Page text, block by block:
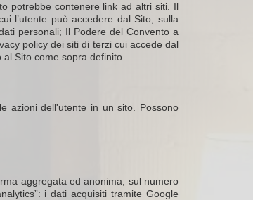
potrebbe contenere link ad altri siti. Il
l’utente può accedere dal Sito, sulla
personali; Il Podere del Convento a
policy dei siti di terzi cui accede dal
Sito come sopra definito.
azioni dell'utente in un sito. Possono
aggregata ed anonima, sul numero
i dati acquisiti tramite Google